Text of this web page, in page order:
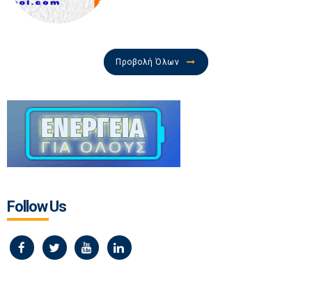
Προβολή Όλων
Follow Us